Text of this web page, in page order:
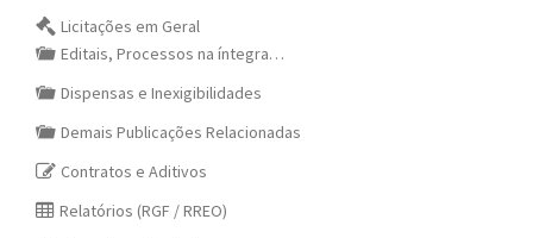
Licitações em Geral
Editais, Processos na íntegra…
Dispensas e Inexigibilidades
Demais Publicações Relacionadas
Contratos e Aditivos
Relatórios (RGF / RREO)